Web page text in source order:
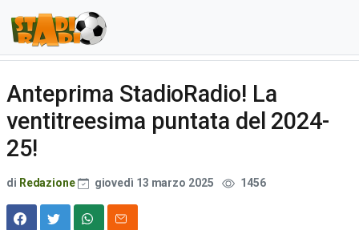
Anteprima StadioRadio! La
ventitreesima puntata del 2024-
25!
di Redazione giovedì 13 marzo 2025 1456